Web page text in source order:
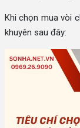
Khi chọn mua vòi
khuyên sau đây: